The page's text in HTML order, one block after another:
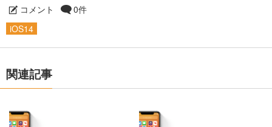
コメント
0件
iOS14
関連記事